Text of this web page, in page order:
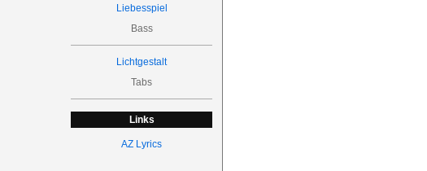
Liebesspiel
Bass
Lichtgestalt
Tabs
Links
AZ Lyrics